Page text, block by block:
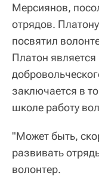
Мерсиянов,
отрядов.
посвятил
Платон
заключается в
школе работу
"Может быть,
развивать
волонтер.